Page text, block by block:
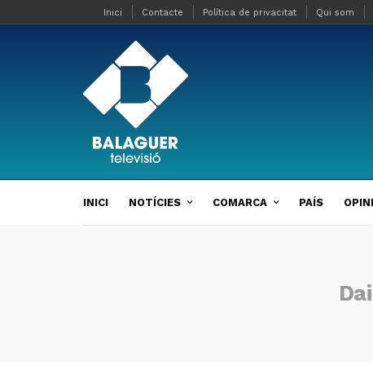
Inici Contacte Política de privacitat Qui som
INICI NOTÍCIES COMARCA PAÍS